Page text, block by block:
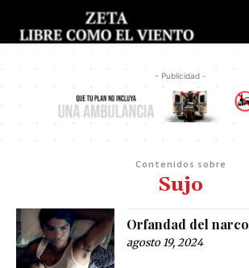
- Publicidad -
Contenidos sobre
Sujo
Orfandad del narco
agosto 19, 2024